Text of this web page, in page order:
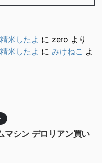
米したよ に zero より
米したよ に みけねこ よ
マシン デロリアン買い